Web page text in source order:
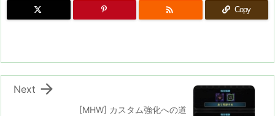
 Copy
[MHW] カスタム強化への道

Next